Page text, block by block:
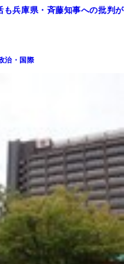
兵庫県・斉藤知事への批判が
治・国際